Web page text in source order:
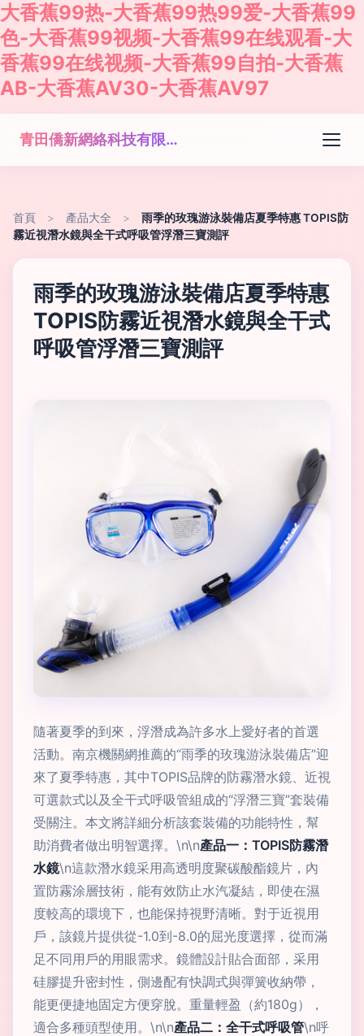
大香蕉99热-大香蕉99热99爱-大香蕉99
色-大香蕉99视频-大香蕉99在线观看-大
香蕉99在线视频-大香蕉99自拍-大香蕉
AB-大香蕉AV30-大香蕉AV97
青田僑新網絡科技有限公司
首頁 > 產品大全 >
雨季的玫瑰游泳裝備店夏季特惠 TOPIS防
霧近視潛水鏡與全干式呼吸管浮潛三寶測評
雨季的玫瑰游泳裝備店夏季特惠
TOPIS防霧近視潛水鏡與全干式
呼吸管浮潛三寶測評
隨著夏季的到來，浮潛成為許多水上愛好者的首選
活動。南京機關網推薦的“雨季的玫瑰游泳裝備店”迎
來了夏季特惠，其中TOPIS品牌的防霧潛水鏡、近視
可選款式以及全干式呼吸管組成的“浮潛三寶”套裝備
受關注。本文將詳細分析該套裝備的功能特性，幫
助消費者做出明智選擇。\n\n產品一：TOPIS防霧潛
水鏡\n這款潛水鏡采用高透明度聚碳酸酯鏡片，內
置防霧涂層技術，能有效防止水汽凝結，即使在濕
度較高的環境下，也能保持視野清晰。對于近視用
戶，該鏡片提供從-1.0到-8.0的屈光度選擇，從而滿
足不同用戶的用眼需求。鏡體設計貼合面部，采用
硅膠提升密封性，側邊配有快調式與彈簧收納帶，
能更便捷地固定方便穿脫。重量輕盈（約180g），
適合多種頭型使用。\n\n產品二：全干式呼吸管\n呼